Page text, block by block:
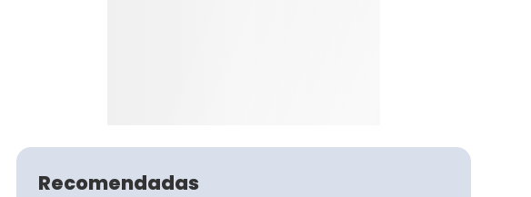
Recomendadas